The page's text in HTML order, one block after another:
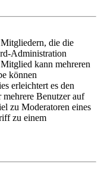
die die
Administration
kann mehreren
können
erleichtert es den
Benutzer auf
zu Moderatoren eines
zu einem